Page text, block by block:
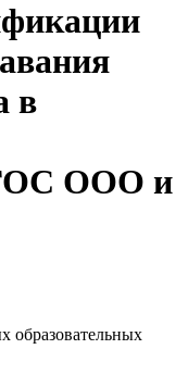
в
ООО и
образовательных